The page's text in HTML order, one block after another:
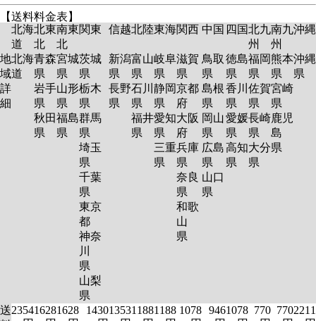
【送料料金表】
北海
道
北東
北
南東
北
関東 信越北陸東海関西 中国 四国北九
州
南九
州
沖縄
地
域
詳
細
北海
道
青森
県
岩手
県
秋田
県
宮城
県
山形
県
福島
県
茨城
県
栃木
県
群馬
県
埼玉
県
千葉
県
東京
都
神奈
川
県
山梨
県
新潟
県
長野
県
富山
県
石川
県
福井
県
岐阜
県
静岡
県
愛知
県
三重
県
滋賀
県
京都
府
大阪
府
兵庫
県
奈良
県
和歌
山
県
鳥取
県
島根
県
岡山
県
広島
県
山口
県
徳島
県
香川
県
愛媛
県
高知
県
福岡
県
佐賀
県
長崎
県
大分
県
熊本
県
宮崎
県
鹿児
島
県
沖縄
県
送235416281628
1430135311881188 1078 9461078 770 7702211